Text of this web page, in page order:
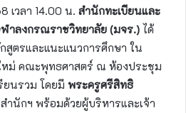
เวลา 14.00 น. สำนักทะเบียนและ
าลงกรณราชวิทยาลัย (มจร.) ได้
สูตรและแนะแนวการศึกษา ใน
หม่ คณะพุทธศาสตร์ ณ ห้องประชุม
ยนรวม โดยมี พระครูศรีสิทธิ
ำนักฯ พร้อมด้วยผู้บริหารและเจ้า